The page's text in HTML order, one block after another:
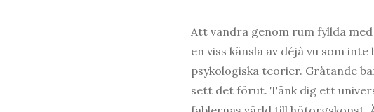
Att vandra genom rum fyllda
en viss känsla av déjà vu som
psykologiska teorier. Gråtande
sett det förut. Tänk dig ett